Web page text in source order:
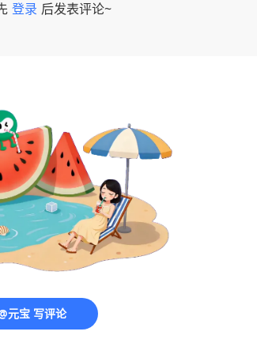
登录 后发表评论~
元宝 写评论